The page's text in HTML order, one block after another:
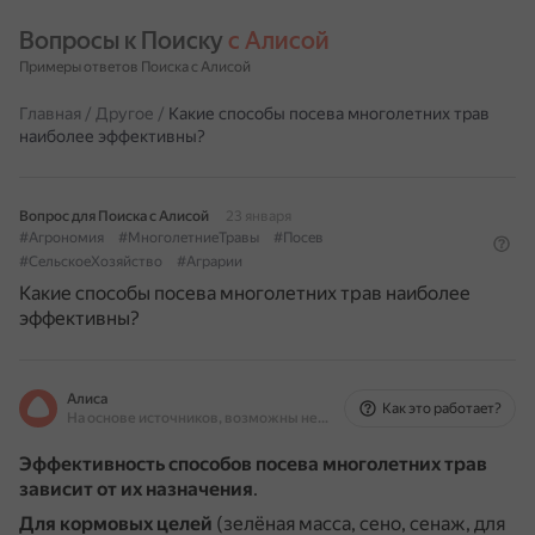
Вопросы к Поиску с Алисой
Примеры ответов Поиска с Алисой
Главная / Другое / Какие способы посева многолетних трав
наиболее эффективны?
Вопрос для Поиска с Алисой
23 января
#Агрономия
#МноголетниеТравы
#Посев
#СельскоеХозяйство
#Аграрии
Какие способы посева многолетних трав наиболее
эффективны?
Алиса
На основе источников, возможны неточности
Как это работает?
Эффективность способов посева многолетних трав
зависит от их назначения.
Для кормовых целей (зелёная масса, сено, сенаж, для